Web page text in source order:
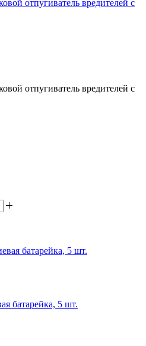
отпугиватель вредителей с
отпугиватель вредителей с
батарейка, 5 шт.